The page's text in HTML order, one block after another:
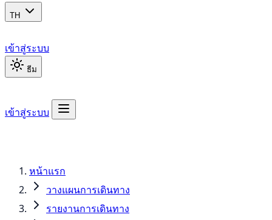
TH
เข้าสู่ระบบ
ธีม
เข้าสู่ระบบ
หน้าแรก
วางแผนการเดินทาง
รายงานการเดินทาง